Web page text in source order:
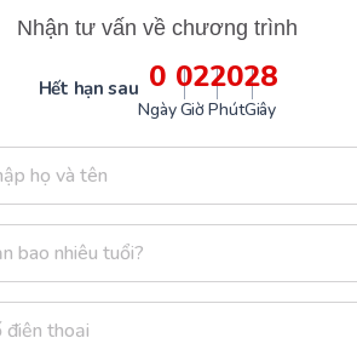
Nhận tư vấn về chương trình
Hết hạn sau 0
Ngày
02
Giờ
20
Phút
26
Giây
Chia sẻ ngay
khảo và có thể thay đổi mà
trước. Quý khách vui lòng
các kênh chính thức hoặc liên
đơn vị liên quan để nắm bắt